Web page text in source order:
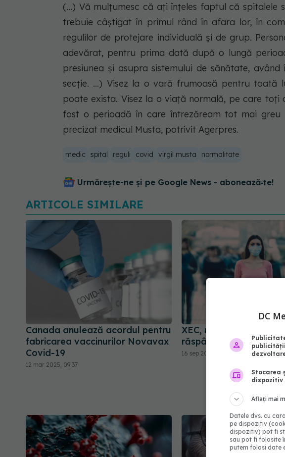
(...) Vă mulţumesc că aţi înţeles faptul că spitalele
trebuie câştigat în primul rând în afara lor, în
regulilor de protejare individuală şi de grup.
adevărat, pentru prima dată după o lungă
presiunea şi asupra sistemului de sănătate,
secţie. ...) Visez la o vară frumoasă pentru
poate exista. Visez la o viaţă normală, pe care
fost o perioadă în care întrezăream tot mai greu
precizat medicul Musta, potrivit Agerpres.
medic spital reguli covid virgil musta normalitate
Urmărește-ne și pe Google News - abonează‑te!
ARTICOLE SIMILARE
Canada anulează acordul pentru
fabricarea vaccinurilor Novavax
Covid-19
12 mar 2025, 09:37
XEC, noua variantă
răspândește rapid
16 sep 2024, 08:42
DC
Stocarea
dispozitiv
Aflați mai
Datele dvs. cu
pe dispozitiv
dispozitiv) pot fi
sau pot fi folosite
putem folosi date